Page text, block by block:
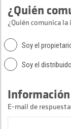
¿Quién
¿Quién comunica
Soy el
Soy el
E-mail de